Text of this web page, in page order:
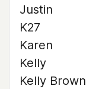
Justin
K27
Karen
Kelly
Kelly Brown